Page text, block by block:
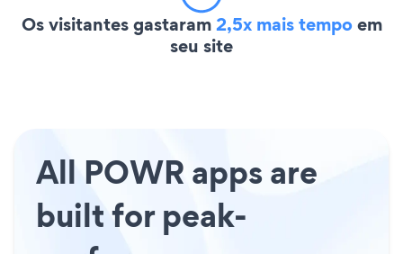
Os visitantes gastaram2,5x mais tempoem
seu site
All POWR apps are
built for peak-